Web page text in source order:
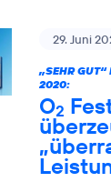
29. Juni
„SEHR GUT“
2020:
O2